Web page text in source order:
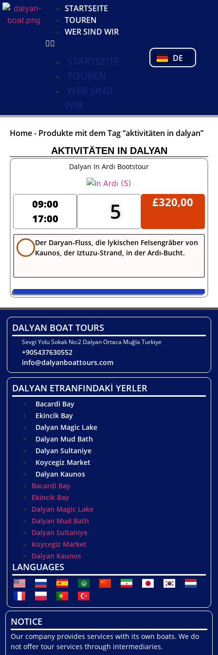
STARTSEITE
TOUREN
WER SIND WIR
STARTSEITE
TOUREN
WER SIND
WIR
DE
PT
TR
Home- Produkte mit dem Tag “aktivitäten in dalyan”
AKTIVITÄTEN IN DALYAN
Dalyan In Ardı Bootstour
09:00
17:00
5 £320,00
Der Daryan-Fluss, die lykischen Felsengräber von
Kaunos, der Iztuzu-Strand, in der Ardı-Bucht.
DALYAN BOAT TOURS
Sevgi Yolu Sokak No:2 Dalyan Ortaca Muğla Turkiye
+905437630552
info@dalyanboattours.com
DALYAN ETRANFINDAKİ YERLER
Bacardi Bay
Ekincik Bay
Dalyan Magic Lake
Dalyan Mud Bath
Dalyan Sultaniye
Koycegiz Market
Dalyan Kaunos
Bacardi Bay
Ekincik Bay
Dalyan Magic Lake
Dalyan Mud Bath
Dalyan Sultaniye
Koycegiz Market
Dalyan Kaunos
LANGUAGES
NOTICE
Our company provides services with its own boats. We do
not offer tour services through intermediaries.